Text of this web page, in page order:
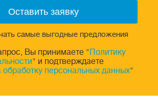
самые выгодные предложения
Вы принимаете "Политику
" и подтверждаете
обработку персональных данных"